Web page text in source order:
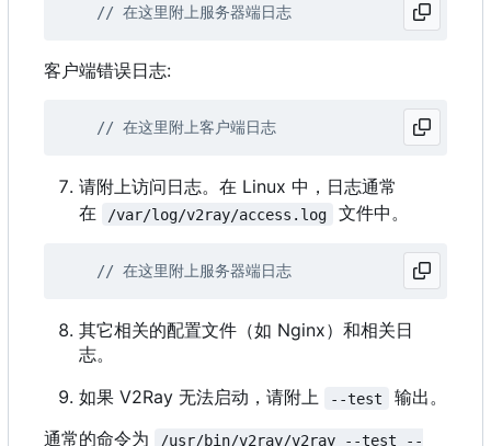
客户端错误日志:
请附上访问日志。在 Linux 中，日志通常
在
/var/log/v2ray/access.log 文件中。
其它相关的配置文件（如 Nginx）和相关日
志。
如果 V2Ray 无法启动，请附上
--test
输出。
通常的命令为
/usr/bin/v2ray/v2ray --test --